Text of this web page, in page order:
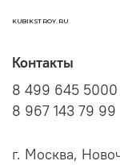
KUBIKSTROY.RU
Контакты
8 499 645 5000
8 967 143 79 99
г. Москва,